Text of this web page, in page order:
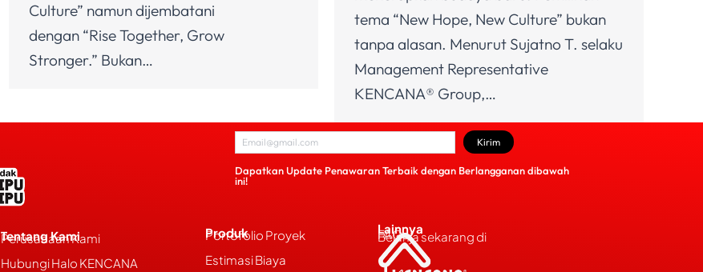
Culture” namun dijembatani
dengan “Rise Together, Grow
Stronger.” Bukan…
tema “New Hope, New Culture” bukan
tanpa alasan. Menurut Sujatno T. selaku
Management Representative
KENCANA® Group,…
Dapatkan Update Penawaran Terbaik dengan Berlangganan dibawah
ini!
Kirim
Tentang Kami
Perusahaan Kami
Hubungi Halo KENCANA
Produk
Portofolio Proyek
Estimasi Biaya
Lainnya
FAQs
Belanja sekarang di